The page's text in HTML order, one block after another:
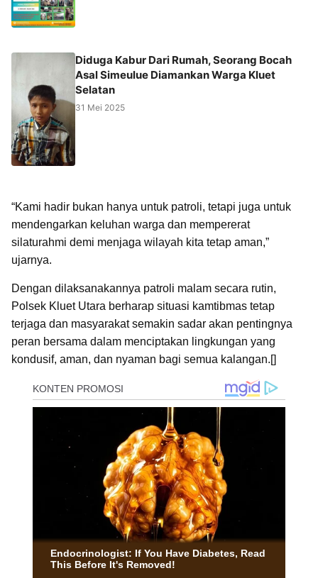
Diduga Kabur Dari Rumah, Seorang Bocah
Asal Simeulue Diamankan Warga Kluet
Selatan
31 Mei 2025
“Kami hadir bukan hanya untuk patroli, tetapi juga untuk
mendengarkan keluhan warga dan mempererat
silaturahmi demi menjaga wilayah kita tetap aman,”
ujarnya.
Dengan dilaksanakannya patroli malam secara rutin,
Polsek Kluet Utara berharap situasi kamtibmas tetap
terjaga dan masyarakat semakin sadar akan pentingnya
peran bersama dalam menciptakan lingkungan yang
kondusif, aman, dan nyaman bagi semua kalangan.[]